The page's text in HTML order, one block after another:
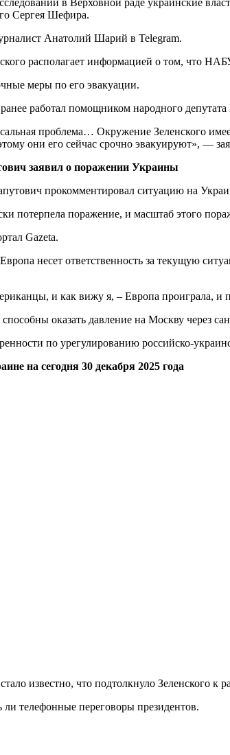
в Верховной раде украинские
Сергея Шефира.
Анатолий Шарий в Telegram.
располагает информацией о том, что
меры по его эвакуации.
работал помощником народного
проблема… Окружение Зеленского
они его сейчас срочно эвакуируют», —
заявил о поражении Украины
прокомментировал ситуацию на
потерпела поражение, и масштаб этого
Gazeta.
несет ответственность за текущую
и как вижу я, – Европа проиграла, и
оказать давление на Москву через
по урегулированию российско-
на сегодня 30 декабря 2025 года
известно, что подтолкнуло Зеленского к
ли телефонные переговоры президентов.